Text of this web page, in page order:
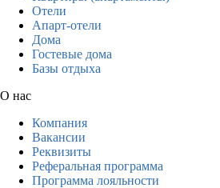
Отели
Апарт-отели
Дома
Гостевые дома
Базы отдыха
О нас
Компания
Вакансии
Реквизиты
Реферальная программа
Программа лояльности